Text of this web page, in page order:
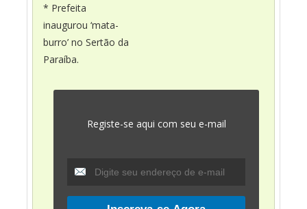
* Prefeita
inaugurou ‘mata-
burro’ no Sertão da
Paraíba.
Registe-se aqui com seu e-mail